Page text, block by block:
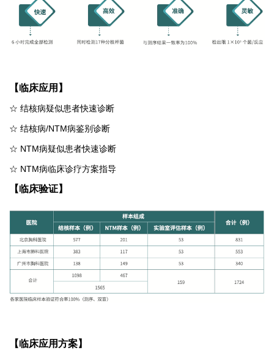
【临床应用】
☆ 结核病疑似患者快速诊断
☆ 结核病/NTM病鉴别诊断
☆ NTM病疑似患者快速诊断
☆ NTM病临床诊疗方案指导
【临床验证】
【临床应用方案】